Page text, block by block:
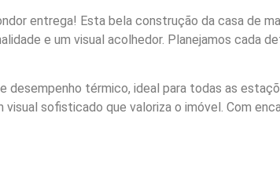
entrega! Esta bela construção da casa de
e um visual acolhedor. Planejamos cada
térmico, ideal para todas as
sofisticado que valoriza o imóvel. Com